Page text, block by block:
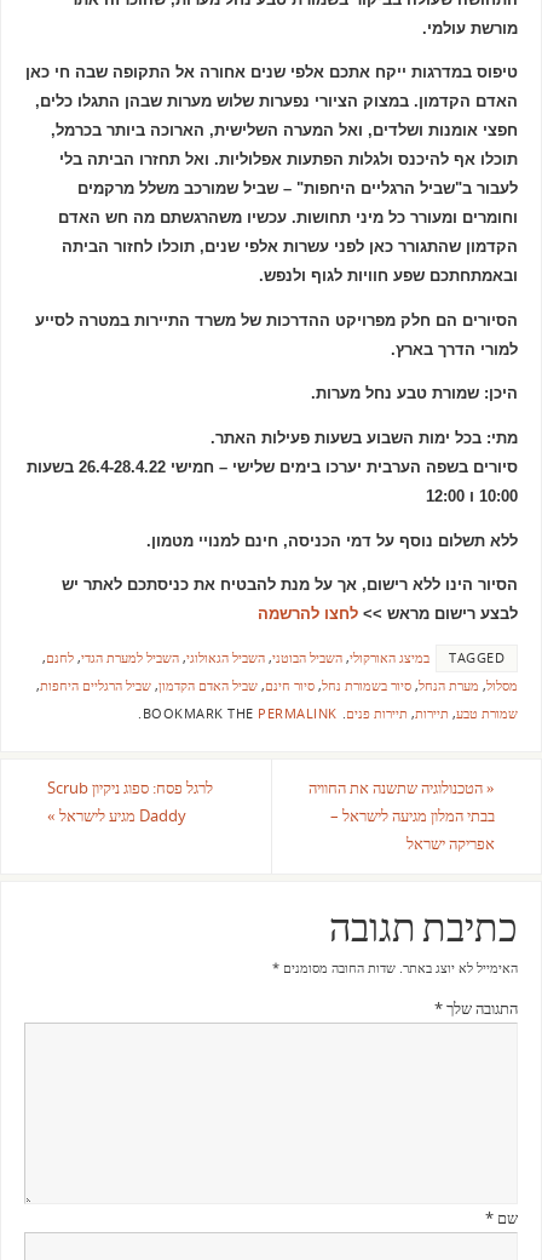
מורשת עולמי.
טיפוס במדרגות ייקח אתכם אלפי שנים אחורה אל התקופה שבה חי כאן
האדם הקדמון. במצוק הציורי נפערות שלוש מערות שבהן התגלו כלים,
חפצי אומנות ושלדים, ואל המערה השלישית, הארוכה ביותר בכרמל,
תוכלו אף להיכנס ולגלות הפתעות אפלוליות. ואל תחזרו הביתה בלי
לעבור ב"שביל הרגליים היחפות" – שביל שמורכב משלל מרקמים
וחומרים ומעורר כל מיני תחושות. עכשיו משהרגשתם מה חש האדם
הקדמון שהתגורר כאן לפני עשרות אלפי שנים, תוכלו לחזור הביתה
ובאמתחתכם שפע חוויות לגוף ולנפש.
הסיורים הם חלק מפרויקט ההדרכות של משרד התיירות במטרה לסייע
למורי הדרך בארץ.
היכן: שמורת טבע נחל מערות.
מתי: בכל ימות השבוע בשעות פעילות האתר.
סיורים בשפה הערבית יערכו בימים שלישי – חמישי 26.4-28.4.22 בשעות
10:00 ו 12:00
ללא תשלום נוסף על דמי הכניסה, חינם למנויי מטמון.
הסיור הינו ללא רישום, אך על מנת להבטיח את כניסתכם לאתר יש
לבצע רישום מראש >> לחצו להרשמה
TAGGED במיצג האורקולי, השביל הבוטני, השביל הגאולוגי, השביל למערת הגדי, לחנם,
מסלול, מערת הנחל, סיור בשמורת נחל, סיור חינם, שביל האדם הקדמון, שביל הרגליים היחפות,
שמורת טבע, תיירות, תיירות פנים PERMALINK
«הטכנולוגיה שתשנה את החוויה
בבתי המלון מגיעה לישראל –
אפריקה ישראל
לרגל פסח: ספוג ניקיון Scrub
Daddy מגיע לישראל
»
כתיבת תגובה
האימייל לא יוצג באתר. שדות החובה מסומנים *
התגובה שלך*
שם *